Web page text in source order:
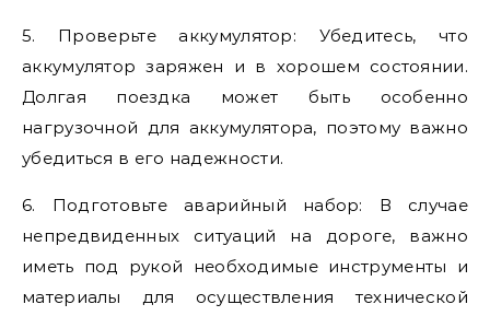
5. Проверьте аккумулятор: Убедитесь, что
аккумулятор заряжен и в хорошем состоянии.
Долгая поездка может быть особенно
нагрузочной для аккумулятора, поэтому важно
убедиться в его надежности.
6. Подготовьте аварийный набор: В случае
непредвиденных ситуаций на дороге, важно
иметь под рукой необходимые инструменты и
материалы для осуществления технической